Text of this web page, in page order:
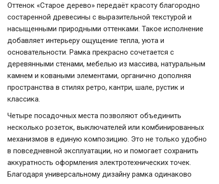
Оттенок «Старое дерево» передаёт красоту благородно
состаренной древесины с выразительной текстурой и
насыщенными природными оттенками. Такое исполнение
добавляет интерьеру ощущение тепла, уюта и
основательности. Рамка прекрасно сочетается с
деревянными стенами, мебелью из массива, натуральным
камнем и коваными элементами, органично дополняя
пространства в стилях ретро, кантри, шале, рустик и
классика.
Четыре посадочных места позволяют объединить
несколько розеток, выключателей или комбинированных
механизмов в единую композицию. Это не только удобно
в повседневной эксплуатации, но и помогает сохранить
аккуратность оформления электротехнических точек.
Благодаря универсальному дизайну рамка одинаково